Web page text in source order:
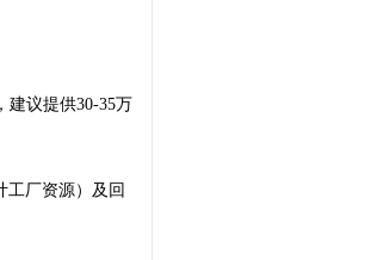
建议提供30-35万
工厂资源）及回